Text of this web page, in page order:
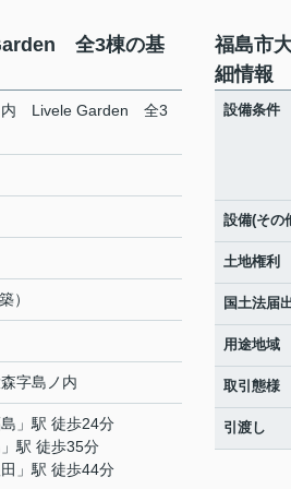
全3棟の基
内 Livele Garden 全3
）
字島ノ内
」駅 徒歩24分
」駅 徒歩35分
」駅 徒歩44分
福島市
細情報
設備条件
設備(その
土地権利
国土法届
用途地域
取引態様
引渡し